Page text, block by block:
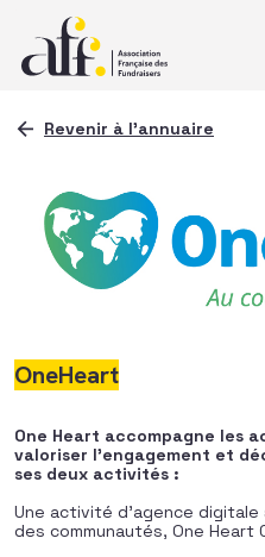
Revenir à l'annuaire
OneHeart
One Heart accompagne les
valoriser l’engagement et
ses deux activités :
Une activité d’agence
des communautés, One Heart